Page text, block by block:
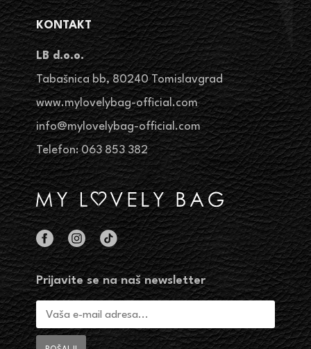
KONTAKT
LB d.o.o.
Tabašnica bb, 80240 Tomislavgrad
www.mylovelybag-official.com
info@mylovelybag-official.com
Telefon: 063 853 382
Prijavite se na naš newsletter